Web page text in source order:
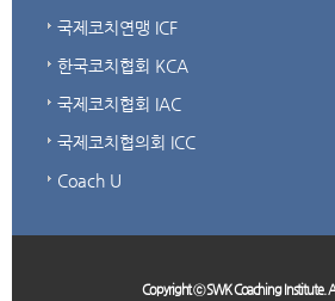
국제코치연맹 ICF
한국코치협회 KCA
국제코치협회 IAC
국제코치협의회 ICC
Coach U
Copyright ⓒ SWK Coaching Institute.